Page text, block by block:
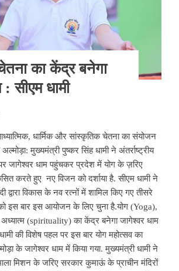
का केंद्र बनेगा
सीएम धामी
धार्मिक और सांस्कृतिक चेतना का संयोजन
मुख्यमंत्री पुष्कर सिंह धामी ने अंतर्राष्ट्रीय
जागेश्वर धाम पहुंचकर प्रदेश में योग के ज़रिए
करते हुए नए विजन को दर्शाया है. सीएम धामी ने
द्वारा विकास के नव रत्नों में शामिल किए गए तीसरे
इस बार इस आयोजन के लिए चुना है.योग (Yoga),
(spirituality) का केंद्र बनेगा जागेश्वर धाम
की विशेष पहल पर इस बार योग महोत्सव का
के जागेश्वर धाम में किया गया. मुख्यमंत्री धामी ने
मिशन के जरिए सरकार कुमाऊं के प्राचीन मंदिरों